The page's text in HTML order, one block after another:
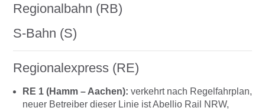
Regionalbahn (RB)
S-Bahn (S)
Regionalexpress (RE)
RE 1 (Hamm – Aachen): verkehrt nach Regelfahrplan,
neuer Betreiber dieser Linie ist Abellio Rail NRW,